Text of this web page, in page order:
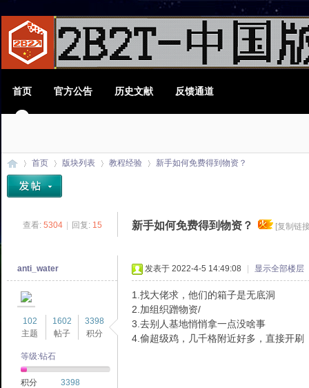
首页 官方公告 历史文献 反馈通道
首页
›
版块列表
›
教程经验
›
新手如何免费得到物资？
查看: 5304 回复: 15 新手如何免费得到物资？ [复制链
anti_water
102
主题
1602
帖子
3398
积分
等级:钻石
积分 3398
发表于 2022-4-5 14:49:08 显示全部楼层
1.找大佬求，他们的箱子是无底洞
2.加组织蹭物资/
3.去别人基地悄悄拿一点没啥事
4.偷超级鸡，几千格附近好多，直接开刷